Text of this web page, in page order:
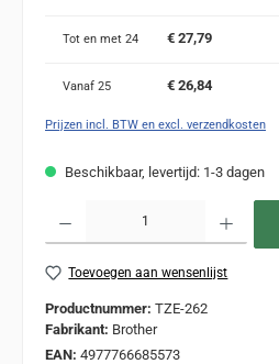
Tot en met 24 € 27,79
Vanaf 25 € 26,84
Prijzen incl. BTW en excl. verzendkosten
Beschikbaar, levertijd: 1-3 dagen
Toevoegen aan wensenlijst
Productnummer: TZE-262
Fabrikant: Brother
EAN: 4977766685573